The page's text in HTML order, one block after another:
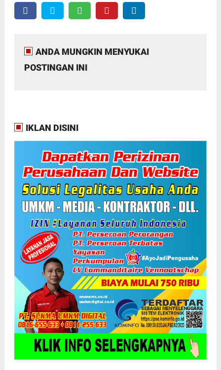
ANDA MUNGKIN MENYUKAI
POSTINGAN INI
IKLAN DISINI